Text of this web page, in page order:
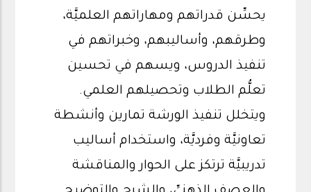
يحسِّن قدراتهم ومهاراتهم العلميَّة،
وطرقهم، وأساليبهم، وخبراتهم في
تنفيذ الدروس، ويسهم في تحسين
تعلُّم الطلاب وتحصيلهم العلمي.
ويتخلل تنفيذ الورشة تمارين وأنشطة
تعاونيَّة وفرديَّة، واستخدام أساليب
تدريبيَّة ترتكز على الحوار والمناقشة